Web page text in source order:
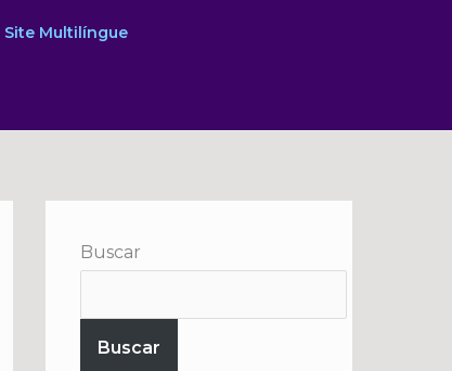
Site Multilíngue
Buscar
Buscar